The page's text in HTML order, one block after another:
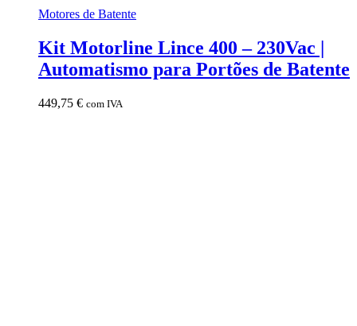
Motores de Batente
Kit Motorline Lince 400 – 230Vac |
Automatismo para Portões de Batente
449,75 € com IVA